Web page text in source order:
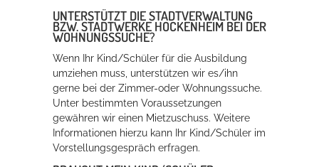
UNTERSTÜTZT DIE STADTVERWALTUNG
BZW. STADTWERKE HOCKENHEIM BEI DER
WOHNUNGSSUCHE?
Wenn Ihr Kind/Schüler für die Ausbildung
umziehen muss, unterstützen wir es/ihn
gerne bei der Zimmer-oder Wohnungssuche.
Unter bestimmten Voraussetzungen
gewähren wir einen Mietzuschuss. Weitere
Informationen hierzu kann Ihr Kind/Schüler im
Vorstellungsgespräch erfragen.